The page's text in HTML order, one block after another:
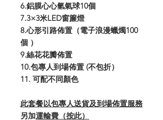
6.鋁膜心心氫氣球10個
7.3×3米LED窗簾燈
8.心形引路佈置（電子浪漫蠟燭100
個 ）
9.絲花花瓣佈置
​10.包專人到場佈置 (不包折）
11. 可配不同顏色
此套餐以包專人送貨及到場佈置服務
另加運輸費（按此）